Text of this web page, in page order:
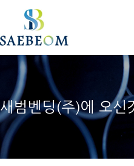
새범벤딩(주)에 오신